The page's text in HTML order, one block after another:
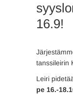
16.9!
tanssileirin
Leiri
pe 16.-